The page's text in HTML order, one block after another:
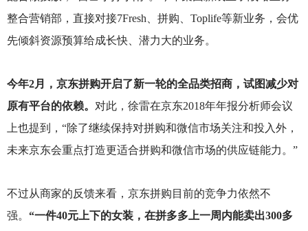
整合营销部，直接对接7Fresh、拼购、Toplife等新业务，会优
先倾斜资源预算给成长快、潜力大的业务。
今年2月，京东拼购开启了新一轮的全品类招商，试图减少对
原有平台的依赖。 对此，徐雷在京东2018年年报分析师会议
上也提到，“除了继续保持对拼购和微信市场关注和投入外，
未来京东会重点打造更适合拼购和微信市场的供应链能力。”
不过从商家的反馈来看，京东拼购目前的竞争力依然不
强。 “一件40元上下的女装，在拼多多上一周内能卖出300多